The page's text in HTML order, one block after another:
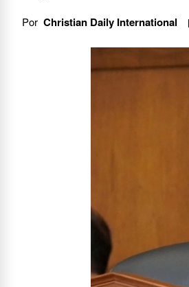
Por Christian Daily International